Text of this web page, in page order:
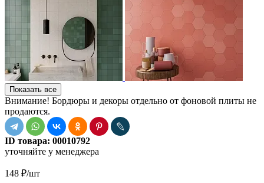
Показать все
Внимание! Бордюры и декоры отдельно от фоновой плиты не
продаются.
ID товара: 00010792
уточняйте у менеджера
148 ₽/шт